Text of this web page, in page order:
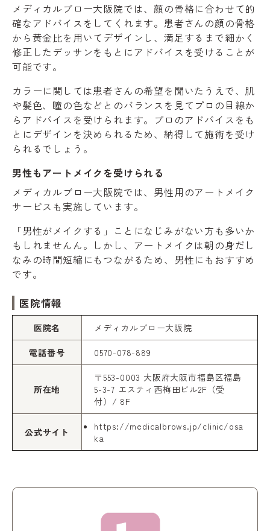
メディカルブロー大阪院では、顔の骨格に合わせて的
確なアドバイスをしてくれます。患者さんの顔の骨格
から黄金比を用いてデザインし、満足するまで細かく
修正したデッサンをもとにアドバイスを受けることが
可能です。
カラーに関しては患者さんの希望を聞いたうえで、肌
や髪色、瞳の色などとのバランスを見てプロの目線か
らアドバイスを受けられます。プロのアドバイスをも
とにデザインを決められるため、納得して施術を受け
られるでしょう。
男性もアートメイクを受けられる
メディカルブロー大阪院では、男性用のアートメイク
サービスも実施しています。
「男性がメイクする」ことになじみがない方も多いか
もしれませんん。しかし、アートメイクは朝の身だし
なみの時間短縮にもつながるため、男性にもおすすめ
です。
医院情報
医院名 メディカルブロー大阪院
電話番号 0570-078-889
所在地
〒553-0003 大阪府大阪市福島区福島
5-3-7 エスティ西梅田ビル2F（受
付）/ 8F
公式サイト
https://medicalbrows.jp/clinic/osa
ka